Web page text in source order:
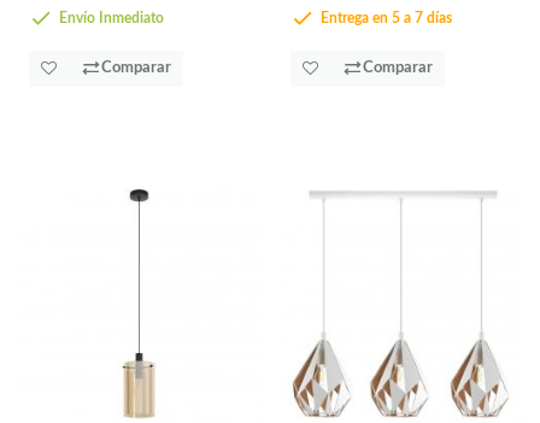
Envío Inmediato
Comparar
Entrega en 5 a 7 días
Comparar